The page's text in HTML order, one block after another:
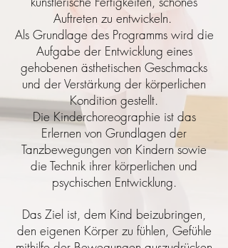
Auftreten zu entwickeln.
Als Grundlage des Programms wird die
Aufgabe der Entwicklung eines
gehobenen ästhetischen Geschmacks
und der Verstärkung der körperlichen
Kondition gestellt.
Die Kinderchoreographie ist das
Erlernen von Grundlagen der
Tanzbewegungen von Kindern sowie
die Technik ihrer körperlichen und
psychischen Entwicklung.
Das Ziel ist, dem Kind beizubringen,
den eigenen Körper zu fühlen, Gefühle